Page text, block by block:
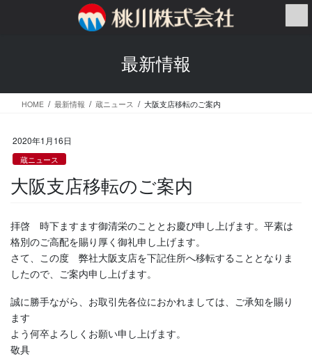
ス
ン
最新情報
HOME 最新情報 蔵ニュース 大阪支店移転のご案内
2020年1月16日
蔵ニュース
大阪支店移転のご案内
拝啓 時下ますます御清栄のこととお慶び申し上げます。平素は
格別のご高配を賜り厚く御礼申し上げます。
さて、この度 弊社大阪支店を下記住所へ移転することとなりま
したので、ご案内申し上げます。
誠に勝手ながら、お取引先各位におかれましては、ご承知を賜り
ます
よう何卒よろしくお願い申し上げます。
敬具